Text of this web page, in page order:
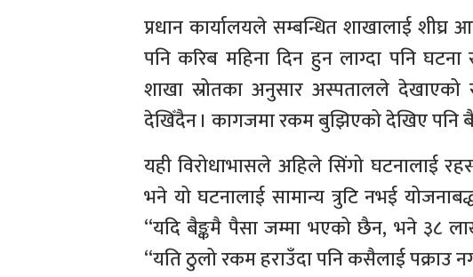
प्रधान कार्यालयले सम्बन्धित शाखालाई शीघ्र
पनि करिब महिना दिन हुन लाग्दा पनि घटना
शाखा स्रोतका अनुसार अस्पतालले
देखिँदैन । कागजमा रकम बुझिएको देखिए पनि
यही विरोधाभासले अहिले सिंगो घटनालाई
भने यो घटनालाई सामान्य त्रुटि नभई
“यदि बैङ्कमै पैसा जम्मा भएको छैन, भने ३८
“यति ठुलो रकम हराउँदा पनि कसैलाई पक्राउ